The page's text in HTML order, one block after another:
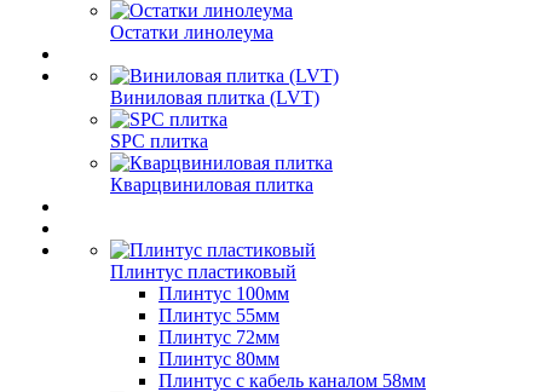
Остатки линолеума
Виниловая плитка (LVT)
SPC плитка
Кварцвиниловая плитка
Плинтус пластиковый
Плинтус 100мм
Плинтус 55мм
Плинтус 72мм
Плинтус 80мм
Плинтус с кабель каналом 58мм